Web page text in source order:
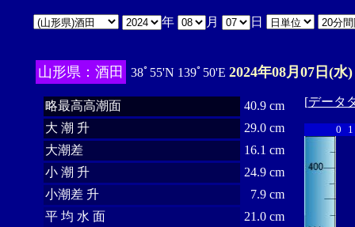
年 月 日
山形県：酒田 38ﾟ55'N 139ﾟ50'E 2024年08月07日(水)
略最高高潮面
40.9 cm
大 潮 升
29.0 cm
大潮差
16.1 cm
小 潮 升
24.9 cm
小潮差 升
7.9 cm
平 均 水 面
21.0 cm
[データ
0 1